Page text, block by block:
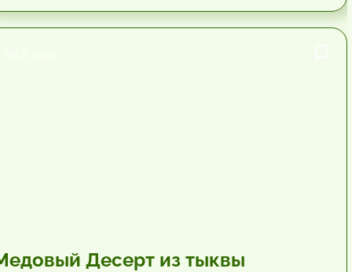
Десерт из тыквы